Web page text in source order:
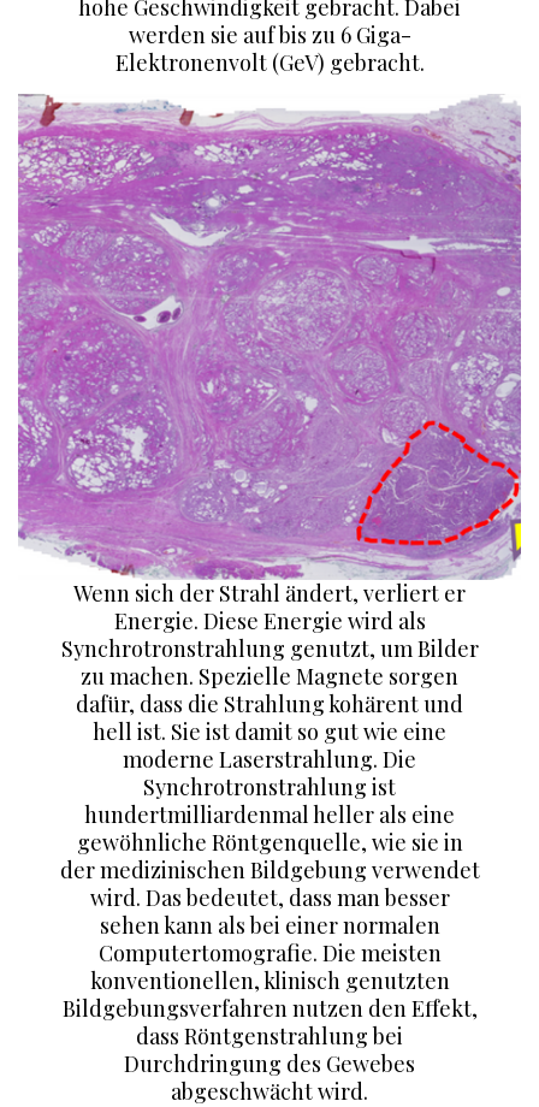
hohe Geschwindigkeit gebracht. Dabei
werden sie auf bis zu 6 Giga-
Elektronenvolt (GeV) gebracht.
Wenn sich der Strahl ändert, verliert er
Energie. Diese Energie wird als
Synchrotronstrahlung genutzt, um Bilder
zu machen. Spezielle Magnete sorgen
dafür, dass die Strahlung kohärent und
hell ist. Sie ist damit so gut wie eine
moderne Laserstrahlung. Die
Synchrotronstrahlung ist
hundertmilliardenmal heller als eine
gewöhnliche Röntgenquelle, wie sie in
der medizinischen Bildgebung verwendet
wird. Das bedeutet, dass man besser
sehen kann als bei einer normalen
Computertomografie. Die meisten
konventionellen, klinisch genutzten
Bildgebungsverfahren nutzen den Effekt,
dass Röntgenstrahlung bei
Durchdringung des Gewebes
abgeschwächt wird.